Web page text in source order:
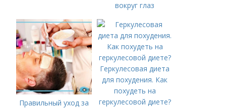
вокруг глаз
Правильный уход за
Геркулесовая диета
для похудения. Как
похудеть на
геркулесовой диете?